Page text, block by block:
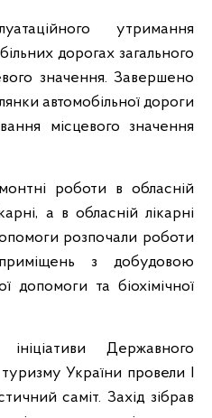
утримання
дорогах загального
значення. Завершено
автомобільної дороги
місцевого значення
роботи в обласній
а в обласній лікарні
розпочали роботи
з добудовою
допомоги та біохімічної
Державного
України провели І
саміт. Захід зібрав